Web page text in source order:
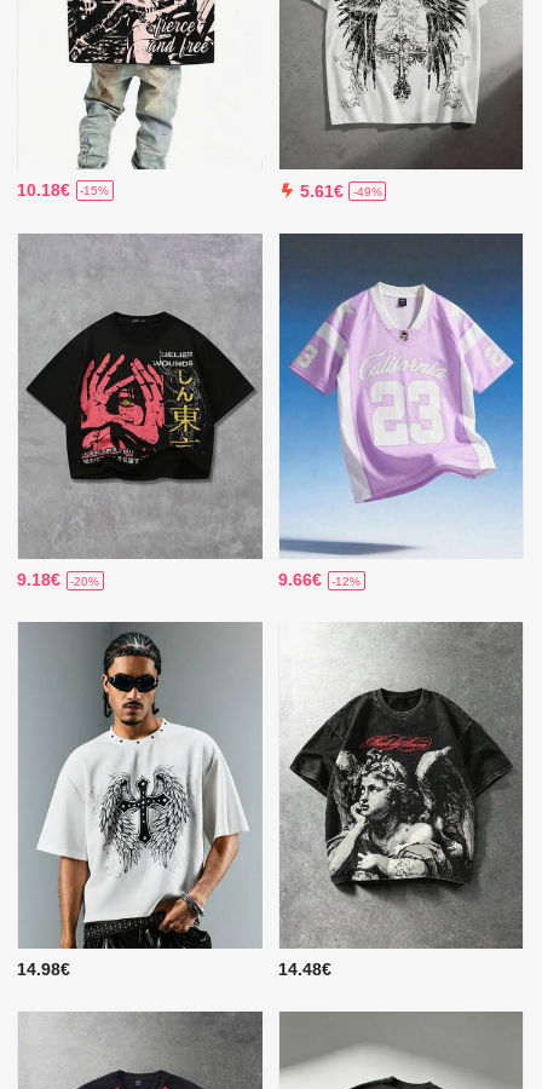
10.18€ -15% 5.61€ -49%
9.18€ -20% 9.66€ -12%
14.98€ 14.48€